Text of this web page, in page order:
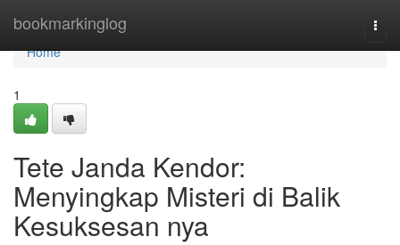
bookmarkinglog
Home
Home
1
Tete Janda Kendor:
Menyingkap Misteri di Balik
Kesuksesan nya